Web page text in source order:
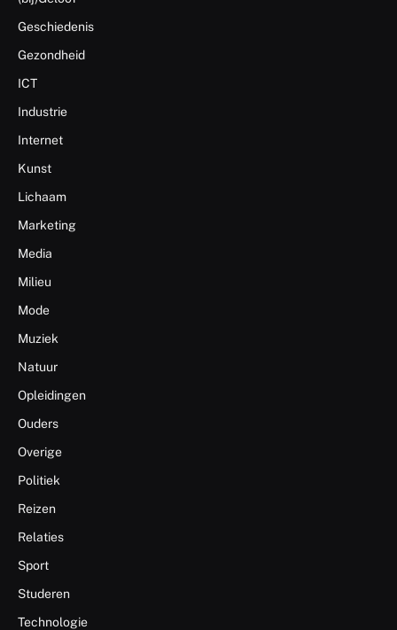
Geschiedenis
Gezondheid
ICT
Industrie
Internet
Kunst
Lichaam
Marketing
Media
Milieu
Mode
Muziek
Natuur
Opleidingen
Ouders
Overige
Politiek
Reizen
Relaties
Sport
Studeren
Technologie